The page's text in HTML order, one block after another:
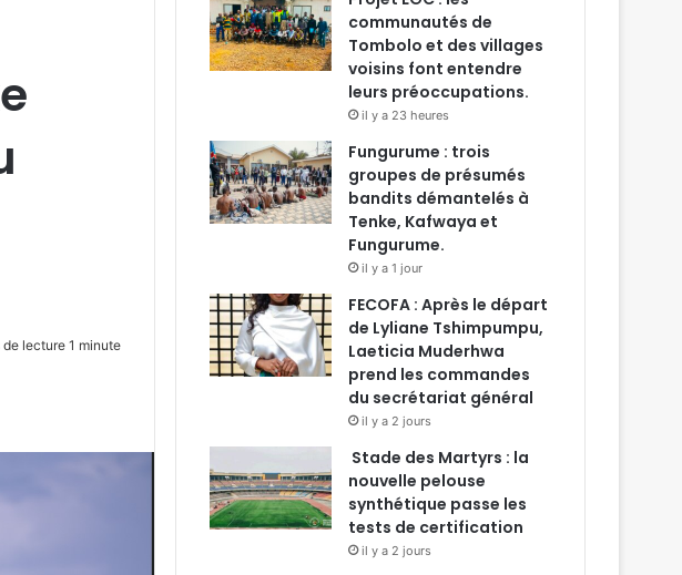
de lecture 1 minute
communautés de
Tombolo et des villages
voisins font entendre
leurs préoccupations.
il y a 23 heures
Fungurume : trois
groupes de présumés
bandits démantelés à
Tenke, Kafwaya et
Fungurume.
il y a 1 jour
FECOFA : Après le départ
de Lyliane Tshimpumpu,
Laeticia Muderhwa
prend les commandes
du secrétariat général
il y a 2 jours
Stade des Martyrs : la
nouvelle pelouse
synthétique passe les
tests de certification
il y a 2 jours